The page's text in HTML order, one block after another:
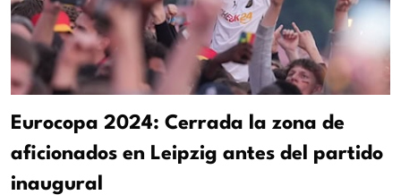
Eurocopa 2024: Cerrada la zona de
aficionados en Leipzig antes del partido
inaugural